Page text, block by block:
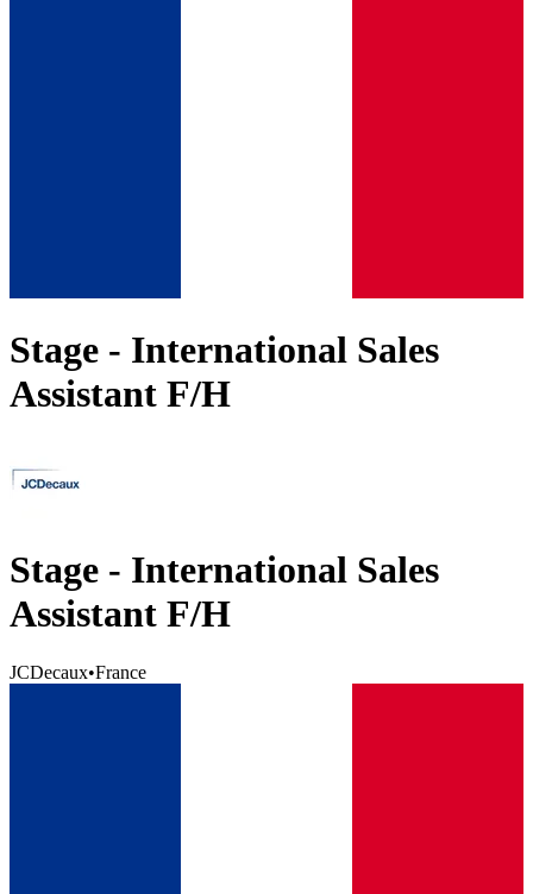
Stage - International Sales
Assistant F/H
Stage - International Sales
Assistant F/H
JCDecaux•France